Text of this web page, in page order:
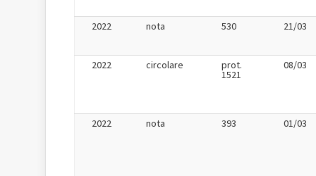
2022 nota 530 21/03
2022 circolare prot.
1521
08/03
2022 nota 393 01/03